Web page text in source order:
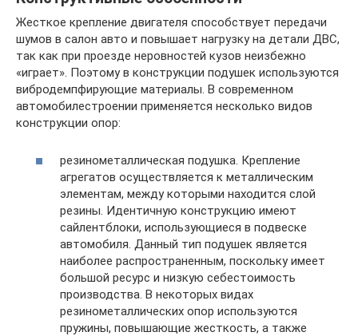
Жесткое крепление двигателя способствует передачи
шумов в салон авто и повышает нагрузку на детали ДВС,
так как при проезде неровностей кузов неизбежно
«играет». Поэтому в конструкции подушек используются
вибродемпфирующие материалы. В современном
автомобилестроении применяется несколько видов
конструкции опор:
резинометаллическая подушка. Крепление
агрегатов осуществляется к металлическим
элементам, между которыми находится слой
резины. Идентичную конструкцию имеют
сайлентблоки, использующиеся в подвеске
автомобиля. Данный тип подушек является
наиболее распространенным, поскольку имеет
большой ресурс и низкую себестоимость
производства. В некоторых видах
резинометаллических опор используются
пружины, повышающие жесткость, а также